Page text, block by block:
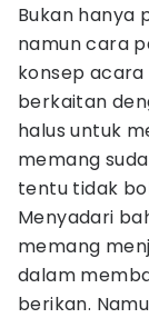
Bukan hanya
namun cara
konsep
berkaitan
halus untuk
memang
tentu tidak
Menyadari
memang
dalam
berikan.